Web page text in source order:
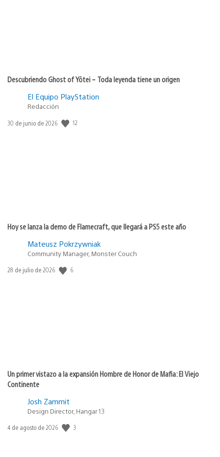
Descubriendo Ghost of Yōtei – Toda leyenda tiene un origen
El Equipo PlayStation
Redacción
Fecha
30 de junio de 2026 12
Hoy se lanza la demo de Flamecraft, que llegará a PS5 este año
Mateusz Pokrzywniak
Community Manager, Monster Couch
Fecha
28 de julio de 2026 6
Un primer vistazo a la expansión Hombre de Honor de Mafia: El Viejo
Continente
Josh Zammit
Design Director, Hangar 13
Fecha
4 de agosto de 2026 3